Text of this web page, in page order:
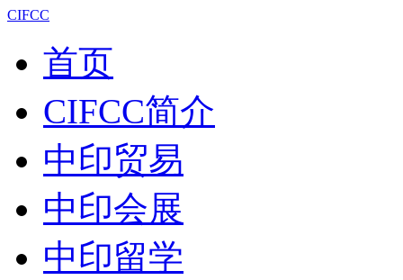
CIFCC
首页
CIFCC简介
中印贸易
中印会展
中印留学